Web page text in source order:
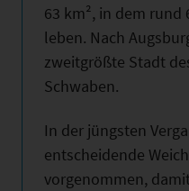
63 km², in dem rund
leben. Nach
zweitgrößte Stadt
Schwaben.
In der jüngsten
entscheidende
vorgenommen,